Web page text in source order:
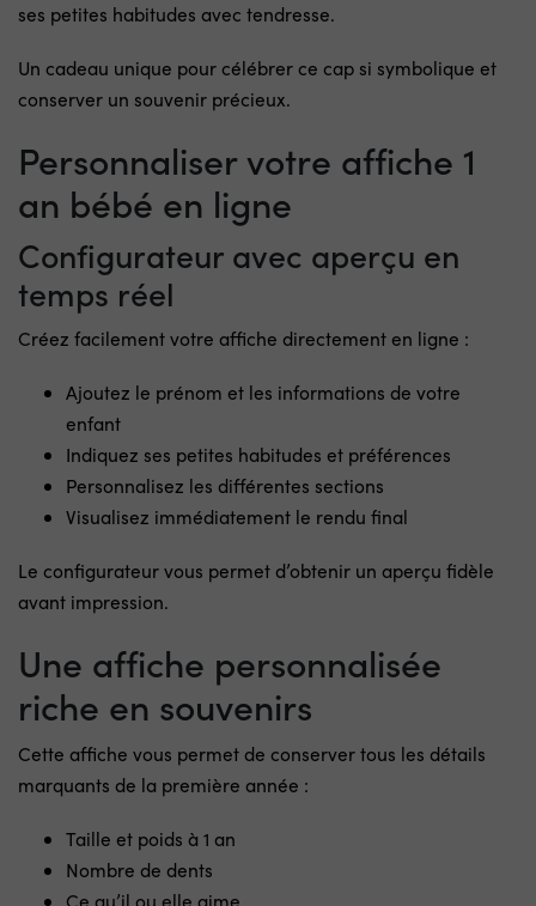
ses petites habitudes avec tendresse.
Un cadeau unique pour célébrer ce cap si symbolique et
conserver un souvenir précieux.
Personnaliser votre affiche 1
an bébé en ligne
Configurateur avec aperçu en
temps réel
Créez facilement votre affiche directement en ligne :
Ajoutez le prénom et les informations de votre
enfant
Indiquez ses petites habitudes et préférences
Personnalisez les différentes sections
Visualisez immédiatement le rendu final
Le configurateur vous permet d’obtenir un aperçu fidèle
avant impression.
Une affiche personnalisée
riche en souvenirs
Cette affiche vous permet de conserver tous les détails
marquants de la première année :
Taille et poids à 1 an
Nombre de dents
Ce qu’il ou elle aime